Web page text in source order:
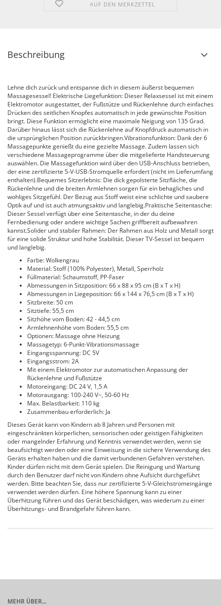
AUF DEN MERKZETTEL
Beschreibung
Lehne dich zurück und entspanne dich in diesem äußerst bequemen
Massagesessel! Elektrische Liegefunktion: Dieser Relaxsessel ist mit einem
Elektromotor ausgestattet, der Fußstütze und Rückenlehne durch einfaches
Drücken des seitlichen Knopfes automatisch in jede gewünschte Position
bringt. Diese Funktion ermöglicht eine maximale Neigung von 135 Grad.
Darüber hinaus lässt sich die Rückenlehne auf Knopfdruck automatisch in
die ursprünglichen Position zurückbringen.Vibrationsfunktion: Dank der 6
Massagepunkte genießt du eine gezielte Massage. Zudem lassen sich
verschiedene Massageprogramme über die mitgelieferte Handsteuerung
auswählen. Die Massagefunktion wird über den USB-Anschluss betrieben,
der eine zertifizierte 5-V-USB-Stromquelle erfordert (nicht im Lieferumfang
enthalten).Bequemes Sitzerlebnis: Die dick gepolsterte Sitzfläche, die
Rückenlehne und die breiten Armlehnen sorgen für ein behagliches und
wohliges Sitzgefühl. Der Bezug aus Stoff weist eine schlichte und saubere
Optik auf und ist auch atmungsaktiv und langlebig.Praktische Seitentasche:
Dieser Sessel verfügt über eine Seitentasche, in der du deine
Fernbedienung oder andere wichtige Sachen griffbereit aufbewahren
kannst.Solider und stabiler Rahmen: Der Rahmen aus Holz und Metall sorgt
für eine solide Struktur und hohe Stabilität. Dieser TV-Sessel ist bequem
und langlebig.
Farbe: Wolkengrau
Material: Stoff (100% Polyester), Metall, Sperrholz
Füllmaterial: Schaumstoff, PP-Faser
Abmessungen in Sitzposition: 66 x 88 x 95 cm (B x T x H)
Abmessungen in Liegeposition: 66 x 144 x 76,5 cm (B x T x H)
Sitzbreite: 50 cm
Sitztiefe: 55,5 cm
Sitzhöhe vom Boden: 42 - 44,5 cm
Armlehnenhöhe vom Boden: 55,5 cm
Optionen: Massage ohne Heizung
Massagetyp: 6-Punkt-Vibrationsmassage
Eingangsspannung: DC 5V
Eingangsstrom: 2A
Mit einem Elektromotor zur automatischen Anpassung der
Rückenlehne und Fußstütze
Motoreingang: DC 24 V, 1,5 A
Motorausgang: 100-240 V~, 50-60 Hz
Max. Belastbarkeit: 110 kg
Zusammenbau erforderlich: Ja
Dieses Gerät kann von Kindern ab 8 Jahren und Personen mit
eingeschränkten körperlichen, sensorischen oder geistigen Fähigkeiten
oder mangelnder Erfahrung und Kenntnis verwendet werden, wenn sie
beaufsichtigt werden oder eine Einweisung in die sichere Verwendung des
Geräts erhalten haben und die damit verbundenen Gefahren verstehen.
Kinder dürfen nicht mit dem Gerät spielen. Die Reinigung und Wartung
durch den Benutzer darf nicht von Kindern ohne Aufsicht durchgeführt
werden. Bitte beachten Sie, dass nur zertifizierte 5-V-Gleichstromeingänge
verwendet werden dürfen. Eine höhere Spannung kann zu einer
Überhitzung führen und das Gerät beschädigen, was wiederum zu einer
Überhitzungs- und Brandgefahr führen kann.
MEHR ÜBER...